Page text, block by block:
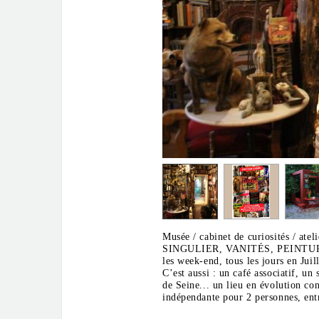
Musée / cabinet de curiosités /
SINGULIER, VANITÉS,
les week-end, tous les jours en
C’est aussi : un café associatif, un
de Seine... un lieu en évolution
indépendante pour 2 personnes,